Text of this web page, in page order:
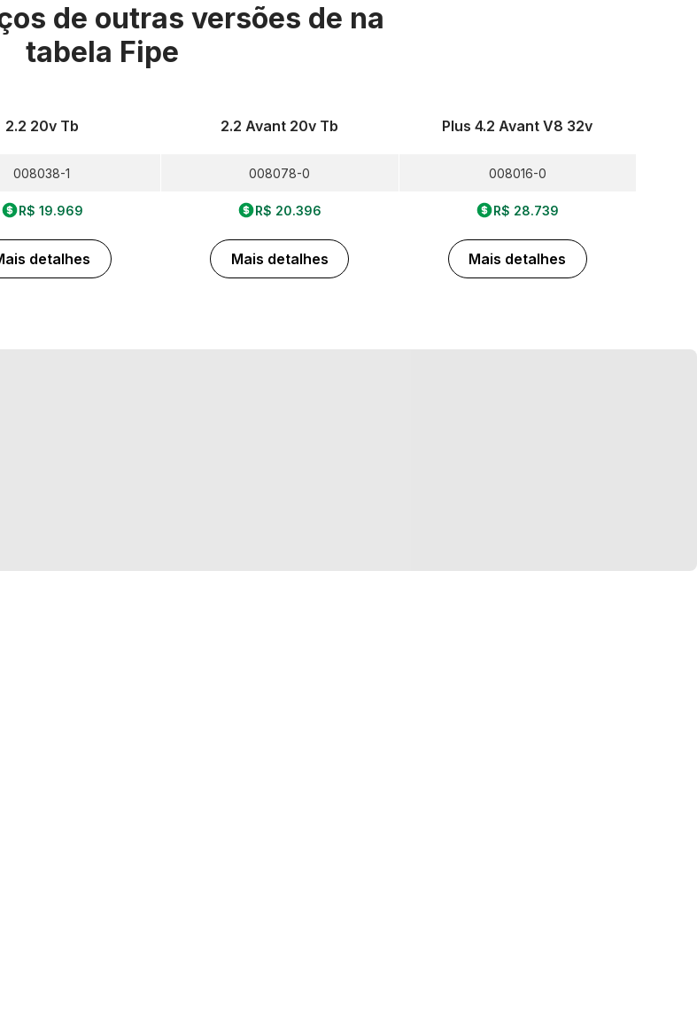
de outras versões de na
tabela Fipe
2.2 20v Tb
008038-1
R$ 19.969
detalhes
2.2 Avant 20v Tb
008078-0
R$ 20.396
Mais detalhes
Plus 4.2 Avant V8 32v
008016-0
R$ 28.739
Mais detalhes